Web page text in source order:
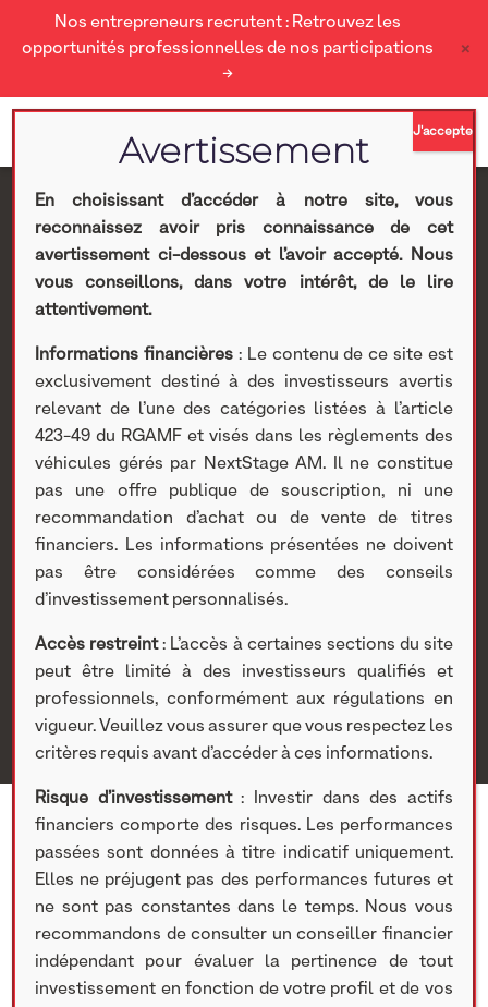
Nos entrepreneurs recrutent : Retrouvez les
opportunités professionnelles de nos participations
→
×
Paulic Meunerie : La
vente au détail sur des
familles ciblées de
farine haute qualité, un
nouveau relais de
croissance
Nextstage AM >Actualités Nextstage AM
participations > Investissements cotés Divers
> Paulic
Meunerie : La vente au détail sur des familles ciblées de
farine haute qualité, un nouveau relais de croissance
9 DÉCEMBRE 2020
Participation concernée :Paulic
Meunerie
En choisissant d’accéder à notre site, vous
reconnaissez avoir pris connaissance de cet
avertissement ci-dessous et l’avoir accepté. Nous
vous conseillons, dans votre intérêt, de le lire
attentivement.
Informations financières : Le contenu de ce site est
exclusivement destiné à des investisseurs avertis
relevant de l’une des catégories listées à l’article
423-49 du RGAMF et visés dans les règlements des
véhicules gérés par NextStage AM. Il ne constitue
pas une offre publique de souscription, ni une
recommandation d’achat ou de vente de titres
financiers. Les informations présentées ne doivent
pas être considérées comme des conseils
d’investissement personnalisés.
Accès restreint: L’accès à certaines sections du site
peut être limité à des investisseurs qualifiés et
professionnels, conformément aux régulations en
vigueur. Veuillez vous assurer que vous respectez les
critères requis avant d’accéder à ces informations.
Risque d’investissement: Investir dans des actifs
financiers comporte des risques. Les performances
passées sont données à titre indicatif uniquement.
Elles ne préjugent pas des performances futures et
ne sont pas constantes dans le temps. Nous vous
recommandons de consulter un conseiller financier
indépendant pour évaluer la pertinence de tout
investissement en fonction de votre profil et de vos